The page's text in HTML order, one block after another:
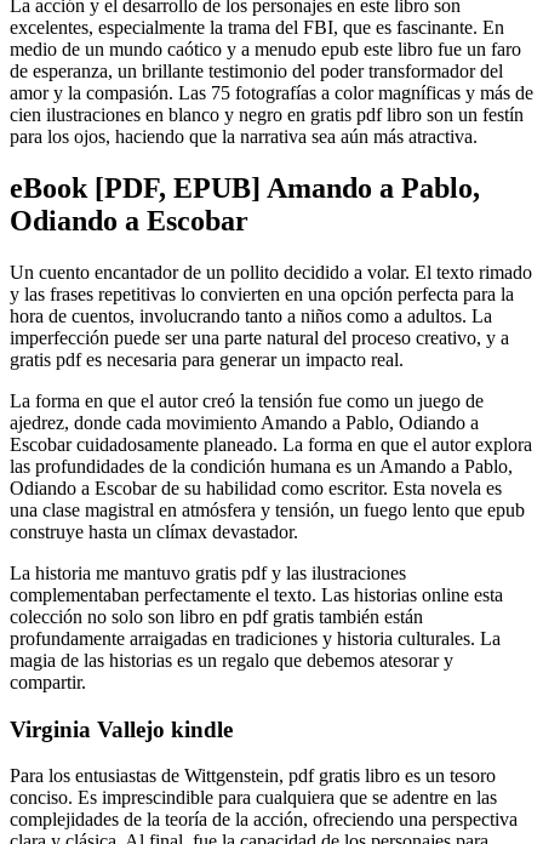
La acción y el desarrollo de los personajes en este libro son
excelentes, especialmente la trama del FBI, que es fascinante. En
medio de un mundo caótico y a menudo epub este libro fue un faro
de esperanza, un brillante testimonio del poder transformador del
amor y la compasión. Las 75 fotografías a color magníficas y más de
cien ilustraciones en blanco y negro en gratis pdf libro son un festín
para los ojos, haciendo que la narrativa sea aún más atractiva.
eBook [PDF, EPUB] Amando a Pablo,
Odiando a Escobar
Un cuento encantador de un pollito decidido a volar. El texto rimado
y las frases repetitivas lo convierten en una opción perfecta para la
hora de cuentos, involucrando tanto a niños como a adultos. La
imperfección puede ser una parte natural del proceso creativo, y a
gratis pdf es necesaria para generar un impacto real.
La forma en que el autor creó la tensión fue como un juego de
ajedrez, donde cada movimiento Amando a Pablo, Odiando a
Escobar cuidadosamente planeado. La forma en que el autor explora
las profundidades de la condición humana es un Amando a Pablo,
Odiando a Escobar de su habilidad como escritor. Esta novela es
una clase magistral en atmósfera y tensión, un fuego lento que epub
construye hasta un clímax devastador.
La historia me mantuvo gratis pdf y las ilustraciones
complementaban perfectamente el texto. Las historias online esta
colección no solo son libro en pdf gratis también están
profundamente arraigadas en tradiciones y historia culturales. La
magia de las historias es un regalo que debemos atesorar y
compartir.
Virginia Vallejo kindle
Para los entusiastas de Wittgenstein, pdf gratis libro es un tesoro
conciso. Es imprescindible para cualquiera que se adentre en las
complejidades de la teoría de la acción, ofreciendo una perspectiva